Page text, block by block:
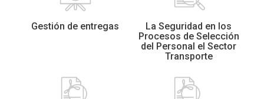
Gestión de entregas
La Seguridad en los
Procesos de Selección
del Personal el Sector
Transporte